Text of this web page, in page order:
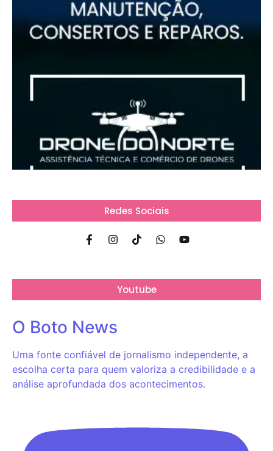
Redes Sociais
Youtube
O Boto News
Uma fonte confiável de jornalismo independente, a
escolha certa para quem valoriza a credibilidade e a
análise aprofundada dos acontecimentos.